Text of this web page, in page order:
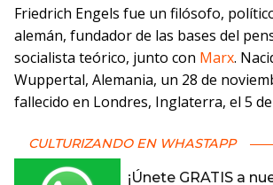
Friedrich Engels fue un filósofo,
alemán, fundador de las bases del
socialista teórico, junto con Marx.
Wuppertal, Alemania, un 28 de
fallecido en Londres, Inglaterra, el 5
CULTURIZANDO EN WHASTAPP
¡Únete GRATIS a